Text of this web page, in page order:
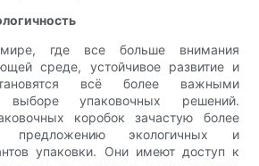
где все больше внимания
среде, устойчивое развитие и
всё более важными
упаковочных решений.
коробок зачастую более
предложению экологичных и
упаковки. Они имеют доступ к